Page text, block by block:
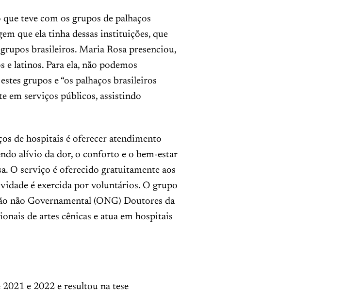
teve com os grupos de palhaços
que ela tinha dessas instituições, que
brasileiros. Maria Rosa presenciou,
e latinos. Para ela, não podemos
grupos e “os palhaços brasileiros
em serviços públicos, assistindo
de hospitais é oferecer atendimento
alívio da dor, o conforto e o bem-estar
O serviço é oferecido gratuitamente aos
é exercida por voluntários. O grupo
não Governamental (ONG) Doutores da
de artes cênicas e atua em hospitais
e 2022 e resultou na tese